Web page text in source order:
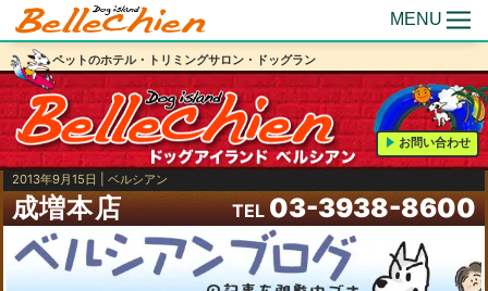
MENU
ペットのホテル・トリミングサロン・ドッグラン
お問い合わせ
2013年9月15日 | ベルシアン
成増本店 TEL 03-3938-8600